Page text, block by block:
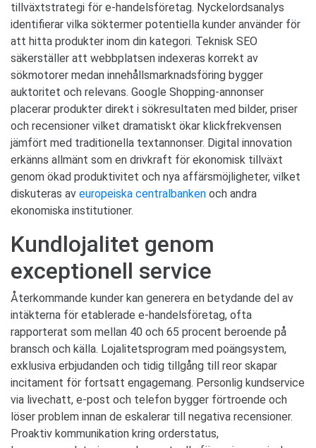
tillväxtstrategi för e-handelsföretag. Nyckelordsanalys
identifierar vilka söktermer potentiella kunder använder för
att hitta produkter inom din kategori. Teknisk SEO
säkerställer att webbplatsen indexeras korrekt av
sökmotorer medan innehållsmarknadsföring bygger
auktoritet och relevans. Google Shopping-annonser
placerar produkter direkt i sökresultaten med bilder, priser
och recensioner vilket dramatiskt ökar klickfrekvensen
jämfört med traditionella textannonser. Digital innovation
erkänns allmänt som en drivkraft för ekonomisk tillväxt
genom ökad produktivitet och nya affärsmöjligheter, vilket
diskuteras av europeiska centralbanken och andra
ekonomiska institutioner.
Kundlojalitet genom
exceptionell service
Återkommande kunder kan generera en betydande del av
intäkterna för etablerade e-handelsföretag, ofta
rapporterat som mellan 40 och 65 procent beroende på
bransch och källa. Lojalitetsprogram med poängsystem,
exklusiva erbjudanden och tidig tillgång till reor skapar
incitament för fortsatt engagemang. Personlig kundservice
via livechatt, e-post och telefon bygger förtroende och
löser problem innan de eskalerar till negativa recensioner.
Proaktiv kommunikation kring orderstatus,